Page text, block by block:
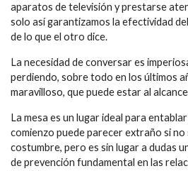
aparatos de televisión y prestarse
solo así garantizamos la efectividad
de lo que el otro dice.
La necesidad de conversar es
perdiendo, sobre todo en los últimos
maravilloso, que puede estar al
La mesa es un lugar ideal para
comienzo puede parecer extraño si no
costumbre, pero es sin lugar a dudas
de prevención fundamental en las